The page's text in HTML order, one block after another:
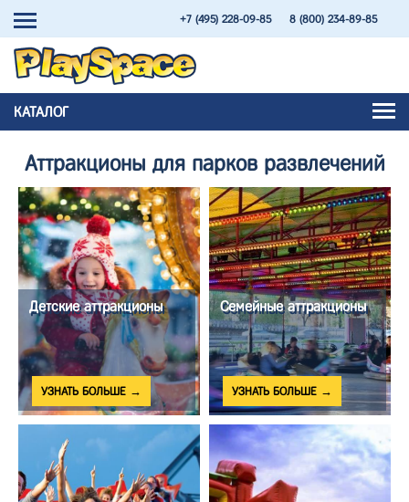
+7 (495) 228-09-85 8 (800) 234-89-85
КАТАЛОГ
Аттракционы для парков развлечений
Детские аттракционы
УЗНАТЬ БОЛЬШЕ →
Семейные аттракционы
УЗНАТЬ БОЛЬШЕ →